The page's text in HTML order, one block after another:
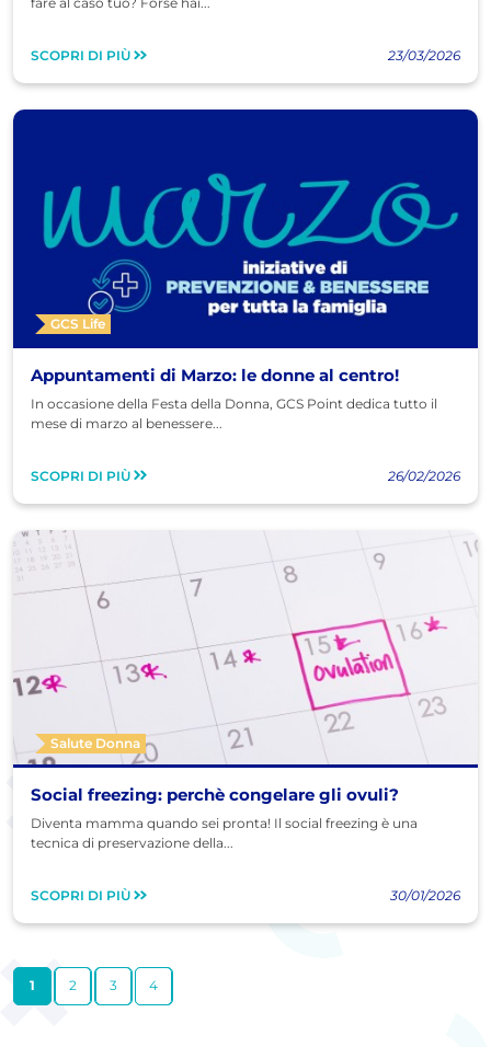
SCOPRI DI PIÙ 23/03/2026
GCS Life
Appuntamenti di Marzo: le donne al centro!
In occasione della Festa della Donna, GCS Point dedica tutto il
mese di marzo al benessere...
SCOPRI DI PIÙ 26/02/2026
Salute Donna
Social freezing: perchè congelare gli ovuli?
Diventa mamma quando sei pronta! Il social freezing è una
tecnica di preservazione della...
SCOPRI DI PIÙ 30/01/2026
1 2 3 4